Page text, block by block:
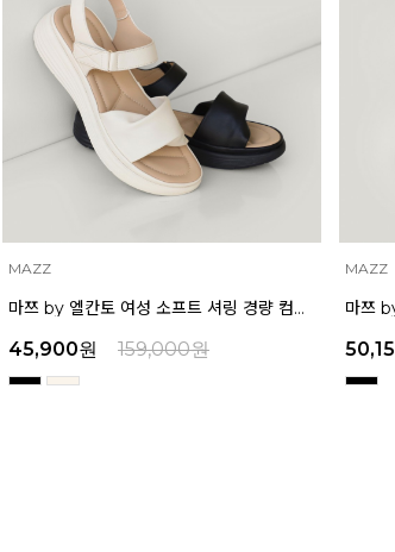
MAZZ
마쯔 by 엘칸토 여성 별 스톤 플랫폼 샌들 5cm LCWW26M626
50,150원 159,000원
MAZZ